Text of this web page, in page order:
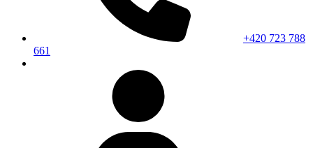
+420 723 788
661